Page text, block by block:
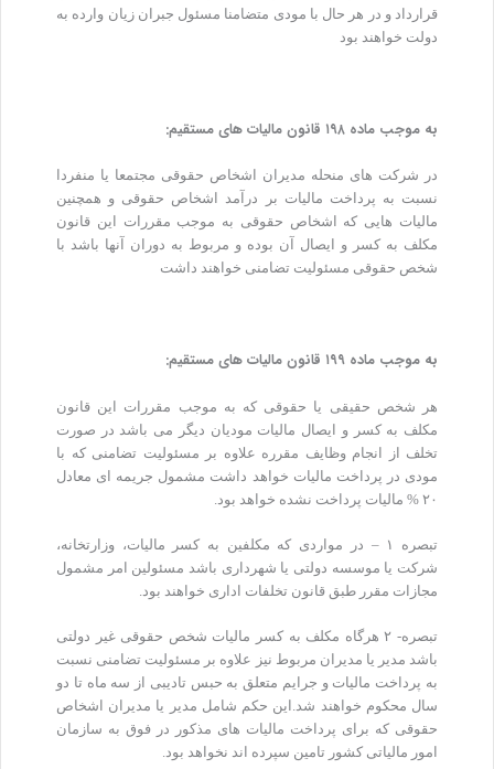
قرارداد و در هر حال با مودی متضامنا مسئول جبران زیان وارده به
دولت خواهند بود
به موجب ماده ۱۹۸ قانون مالیات های مستقیم:
در شرکت های منحله مدیران اشخاص حقوقی مجتمعا یا منفردا
نسبت به پرداخت مالیات بر درآمد اشخاص حقوقی و همچنین
مالیات هایی که اشخاص حقوقی به موجب مقررات این قانون
مکلف به کسر و ایصال آن بوده و مربوط به دوران آنها باشد با
شخص حقوقی مسئولیت تضامنی خواهند داشت
به موجب ماده ۱۹۹ قانون مالیات های مستقیم:
هر شخص حقیقی یا حقوقی که به موجب مقررات این قانون
مکلف به کسر و ایصال مالیات مودیان دیگر می باشد در صورت
تخلف از انجام وظایف مقرره علاوه بر مسئولیت تضامنی که با
مودی در پرداخت مالیات خواهد داشت مشمول جریمه ای معادل
۲۰ % مالیات پرداخت نشده خواهد بود.
تبصره ۱ – در مواردی که مکلفین به کسر مالیات، وزارتخانه،
شرکت یا موسسه دولتی یا شهرداری باشد مسئولین امر مشمول
مجازات مقرر طبق قانون تخلفات اداری خواهند بود.
تبصره- ۲ هرگاه مکلف به کسر مالیات شخص حقوقی غیر دولتی
باشد مدیر یا مدیران مربوط نیز علاوه بر مسئولیت تضامنی نسبت
به پرداخت مالیات و جرایم متعلق به حبس تادیبی از سه ماه تا دو
سال محکوم خواهند شد.این حکم شامل مدیر یا مدیران اشخاص
حقوقی که برای پرداخت مالیات های مذکور در فوق به سازمان
امور مالیاتی کشور تامین سپرده اند نخواهد بود.